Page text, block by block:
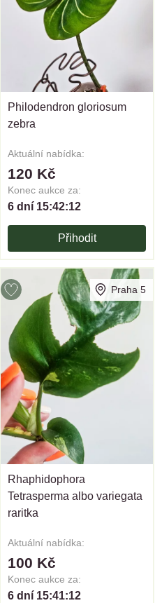
Philodendron gloriosum
zebra
Aktuální nabídka:
120 Kč
Konec aukce za:
6 dní 15:42:12
Přihodit
Praha 5
Rhaphidophora
Tetrasperma albo variegata
raritka
Aktuální nabídka:
100 Kč
Konec aukce za:
6 dní 15:41:12